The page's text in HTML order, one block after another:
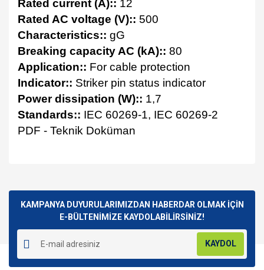
Rated current (A):: 12
Rated AC voltage (V):: 500
Characteristics:: gG
Breaking capacity AC (kA):: 80
Application:: For cable protection
Indicator:: Striker pin status indicator
Power dissipation (W):: 1,7
Standards:: IEC 60269-1, IEC 60269-2
PDF - Teknik Doküman
Yorum Yaz
kullanarak tarafımıza iletebilirsiniz.
Görüş ve önerileriniz için teşekkür ederiz.
Ürün resmi kalitesiz, bozuk veya görüntülenemiyor.
Ürün açıklamasında eksik bilgiler bulunuyor.
Ürün bilgilerinde hatalar bulunuyor.
KAMPANYA DUYURULARIMIZDAN HABERDAR OLMAK İÇİN
E-BÜLTENİMİZE KAYDOLABİLİRSİNİZ!
KAYDOL